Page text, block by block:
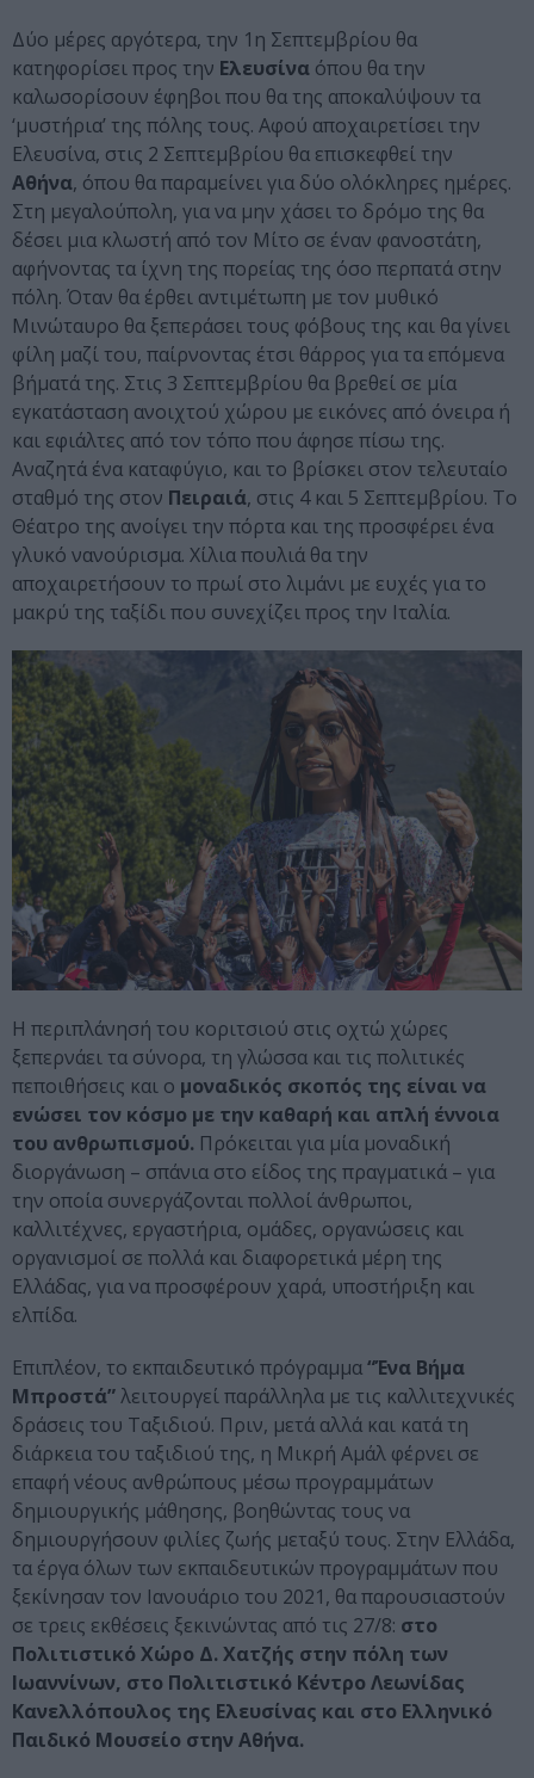
Δύο μέρες αργότερα, την 1η Σεπτεμβρίου θα
κατηφορίσει προς την Ελευσίνα όπου θα την
καλωσορίσουν έφηβοι που θα της αποκαλύψουν τα
‘μυστήρια’ της πόλης τους. Αφού αποχαιρετίσει την
Ελευσίνα, στις 2 Σεπτεμβρίου θα επισκεφθεί την
Αθήνα, όπου θα παραμείνει για δύο ολόκληρες ημέρες.
Στη μεγαλούπολη, για να μην χάσει το δρόμο της θα
δέσει μια κλωστή από τον Μίτο σε έναν φανοστάτη,
αφήνοντας τα ίχνη της πορείας της όσο περπατά στην
πόλη. Όταν θα έρθει αντιμέτωπη με τον μυθικό
Μινώταυρο θα ξεπεράσει τους φόβους της και θα γίνει
φίλη μαζί του, παίρνοντας έτσι θάρρος για τα επόμενα
βήματά της. Στις 3 Σεπτεμβρίου θα βρεθεί σε μία
εγκατάσταση ανοιχτού χώρου με εικόνες από όνειρα ή
και εφιάλτες από τον τόπο που άφησε πίσω της.
Αναζητά ένα καταφύγιο, και το βρίσκει στον τελευταίο
σταθμό της στον Πειραιά, στις 4 και 5 Σεπτεμβρίου. Το
Θέατρο της ανοίγει την πόρτα και της προσφέρει ένα
γλυκό νανούρισμα. Χίλια πουλιά θα την
αποχαιρετήσουν το πρωί στο λιμάνι με ευχές για το
μακρύ της ταξίδι που συνεχίζει προς την Ιταλία.
Η περιπλάνησή του κοριτσιού στις οχτώ χώρες
ξεπερνάει τα σύνορα, τη γλώσσα και τις πολιτικές
πεποιθήσεις και ο μοναδικός σκοπός της είναι να
ενώσει τον κόσμο με την καθαρή και απλή έννοια
του ανθρωπισμού. Πρόκειται για μία μοναδική
διοργάνωση – σπάνια στο είδος της πραγματικά – για
την οποία συνεργάζονται πολλοί άνθρωποι,
καλλιτέχνες, εργαστήρια, ομάδες, οργανώσεις και
οργανισμοί σε πολλά και διαφορετικά μέρη της
Ελλάδας, για να προσφέρουν χαρά, υποστήριξη και
ελπίδα.
Επιπλέον, το εκπαιδευτικό πρόγραμμα“Ένα Βήμα
Μπροστά”λειτουργεί παράλληλα με τις καλλιτεχνικές
δράσεις του Ταξιδιού. Πριν, μετά αλλά και κατά τη
διάρκεια του ταξιδιού της, η Μικρή Αμάλ φέρνει σε
επαφή νέους ανθρώπους μέσω προγραμμάτων
δημιουργικής μάθησης, βοηθώντας τους να
δημιουργήσουν φιλίες ζωής μεταξύ τους. Στην Ελλάδα,
τα έργα όλων των εκπαιδευτικών προγραμμάτων που
ξεκίνησαν τον Ιανουάριο του 2021, θα παρουσιαστούν
σε τρεις εκθέσεις ξεκινώντας από τις 27/8: στο
Πολιτιστικό Χώρο Δ. Χατζής στην πόλη των
Ιωαννίνων, στο Πολιτιστικό Κέντρο Λεωνίδας
Κανελλόπουλος της Ελευσίνας και στο Ελληνικό
Παιδικό Μουσείο στην Αθήνα.